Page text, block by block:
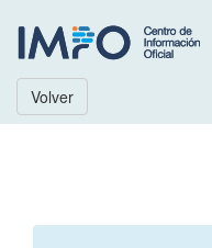
Volver